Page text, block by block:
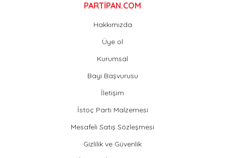
PARTİPAN.COM
Hakkımızda
Üye ol
Kurumsal
Bayi Başvurusu
İletişim
İstoç Parti Malzemesi
Mesafeli Satış Sözleşmesi
Gizlilik ve Güvenlik